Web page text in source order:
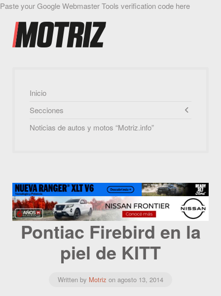
Paste your Google Webmaster Tools verification code here
Inicio
Secciones
Noticias de autos y motos “Motriz.info”
Pontiac Firebird en la
piel de KITT
Written by Motriz on agosto 13, 2014